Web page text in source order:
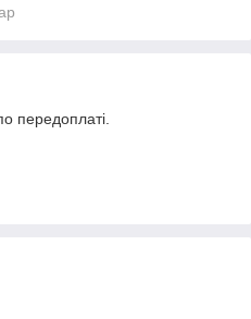
передоплаті.